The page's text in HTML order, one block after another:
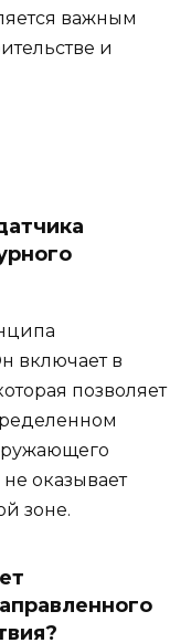
важным
и
включает в
позволяет
оказывает
зоне.